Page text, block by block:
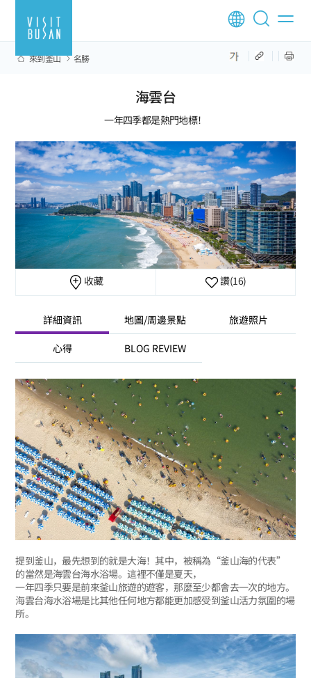
來到釜山 名勝
海雲台
一年四季都是熱門地標！
收藏 讚(16)
詳細資訊 地圖/周邊景點 旅遊照片
心得 BLOG REVIEW
提到釜山，最先想到的就是大海！其中，被稱為“釜山海的代表”
的當然是海雲台海水浴場。這裡不僅是夏天，
一年四季只要是前來釜山旅遊的遊客，那麼至少都會去一次的地方。
海雲台海水浴場是比其他任何地方都能更加感受到釜山活力氛圍的場
所。